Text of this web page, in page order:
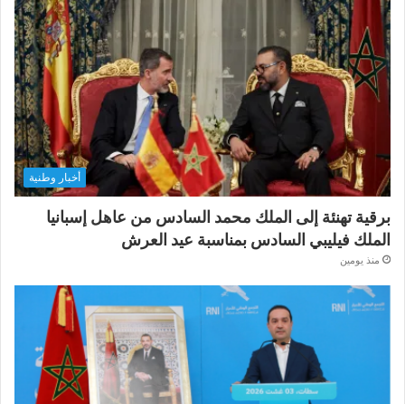
أخبار وطنية
برقية تهنئة إلى الملك محمد السادس من عاهل إسبانيا
الملك فيليبي السادس بمناسبة عيد العرش
منذ يومين